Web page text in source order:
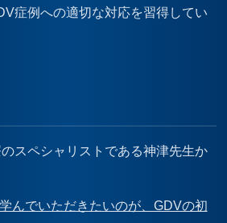
症例への適切な対応を習得してい
スペシャリストである神津先生か
んでいただきたいのが、GDVの初